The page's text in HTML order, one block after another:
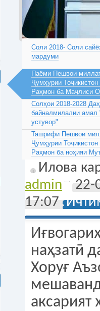
Соли 2018- Соли
мардуми
Паёми Пешвои
Ҷумҳурии
Раҳмон ба Маҷлиси
Солҳои 2018-2028
байналмилалии
устувор"
Ташрифи Пешвои
Ҷумҳурии
Раҳмон ба ноҳияи
Илова
admin
22-
17:07
наҳзатӣ
Хоруғ
аксарият